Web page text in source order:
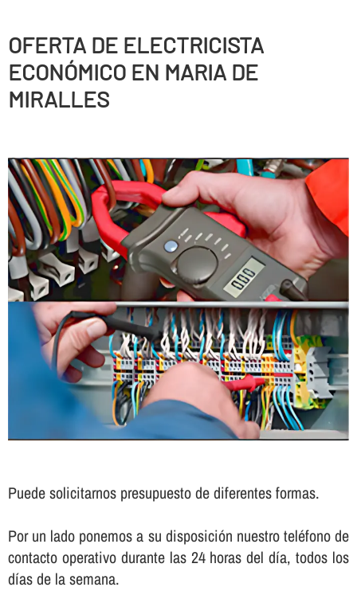
OFERTA DE ELECTRICISTA
ECONÓMICO EN MARIA DE
MIRALLES
Puede solicitarnos presupuesto de diferentes formas.
Por un lado ponemos a su disposición nuestro teléfono de
contacto operativo durante las 24 horas del dí­a, todos los
dí­as de la semana.